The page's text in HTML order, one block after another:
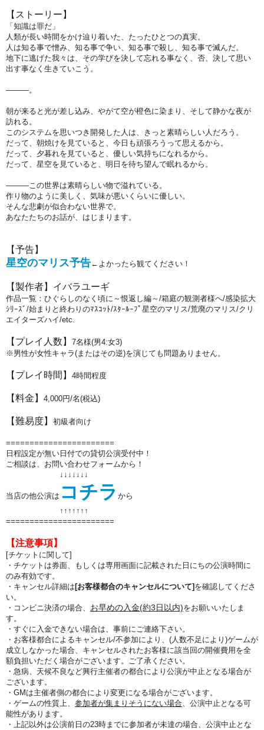
【ストーリー】
「知識は罪だ」
人類が長い時間をかけ辿り着いた、たったひとつの真実。
人は知る事で憎み、知る事で争い、知る事で殺し、知る事で滅んだ。
地下に逃げた我々は、その学びを決して忘れる事なく、否、決して思い
出す事なく生きていこう。
―――。
朝が来ると光が差し込み、やがて空が橙色に染まり、そして静かな夜が
訪れる。
このシステムを思いつき開発した人は、きっと素晴らしい人だろう。
だって、朝焼けを見ていると、今日も頑張ろうって思えるから。
だって、夕暮れを見ていると、優しい気持ちになれるから。
だって、星空を見ていると、明日を待ち望んで眠れるから。
―――この世界は素晴らしい物で溢れている。
作り物のように美しく、気味が悪いくらいに優しい。
そんな悲劇が似合わない世界で。
あなたたちのお話が、はじまります。
【予告】
星空のマリス予告←よかったら観てください！
【製作者】イバラユーギ
作品一覧： ひぐらしのなく頃に～恨返し編～/箱庭の観測者様へ/感染拡大
ｼﾘｰｽﾞ/始まりと終わりのﾏｽｺｯﾄ/ｽﾀｰﾙｰﾌﾟ 星空のマリス/荒廃のマリス/クリ
エイターズハイ/etc.
【プレイ人数】 7名様(男4:女3)
※男性が女性キャラ(またはその逆)を演じても問題ありません。
【プレイ時間】 4時間程度
【料金】 4,000円/名(税込)
【難易度】 初級者向け
=======================
日程設定が無い日付での貸切公演受付中！
ご相談は、お問い合わせフォームから！
↓↓↓↓↓↓↓
当店の他公演は コチラ から
↑↑ ↑↑ ↑↑ ↑
=======================
【注意事項】
[チケットに関して]
・チケットは券面、もしくは専用画面に記載された日にちの公演時間に
のみ有効です。
・キャンセル詳細は [お客様都合のキャンセルについて] を確認してくださ
い。
・コンビニ決済の場合、 お早めの入金(約3日以内)をお願いいたしま
す。
・すぐに入金できない場合は、事前にご連絡下さい。
・お客様都合によるキャンセル/不参加により、(人数不足により)ゲームが
成立しなかった場合、キャンセルされたお客様に該当回の開催費用を全
額負担いただく場合がございます。ご了承ください。
・急病、天候不良など興行主催者の都合により公演が中止となる場合が
ございます。
・GMは主催者側の都合により変更になる場合がございます。
・ゲームの性質上、 参加者が集まりそうにない場合、公演中止となる可
能性があります。
・上記以外は公演前日の23時までに参加者が未達の場合、公演中止とな